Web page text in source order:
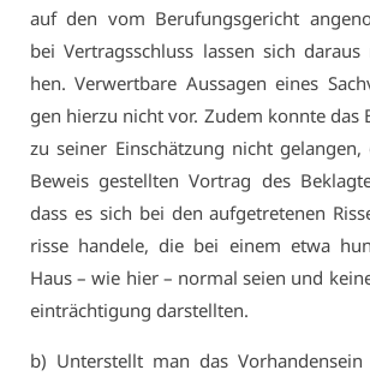
auf den vom Be­ru­fungs­ge­richt
bei Ver­trags­schluss las­sen sich
hen. Ver­wert­ba­re Aus­sa­gen ei­nes
gen hier­zu nicht vor. Zu­dem konn­te das
zu sei­ner Ein­schät­zung nicht
Be­weis ge­stell­ten Vor­trag des
dass es sich bei den auf­ge­tre­te­nen
ris­se han­de­le, die bei ei­nem et­wa
Haus – wie hier – nor­mal sei­en und
ein­träch­ti­gung dar­stell­ten.
b) Un­ter­stellt man das